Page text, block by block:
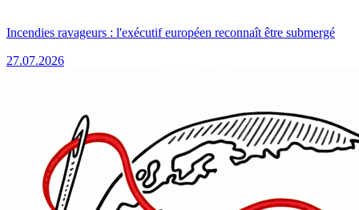
Incendies ravageurs : l'exécutif européen reconnaît être submergé
27.07.2026